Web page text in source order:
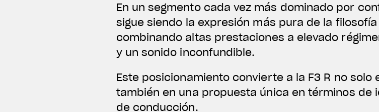
En un segmento cada vez más dominado por
sigue siendo la expresión más pura de la
combinando altas prestaciones a elevado
y un sonido inconfundible.
Este posicionamiento convierte a la F3 R no
también en una propuesta única en términos de
de conducción.